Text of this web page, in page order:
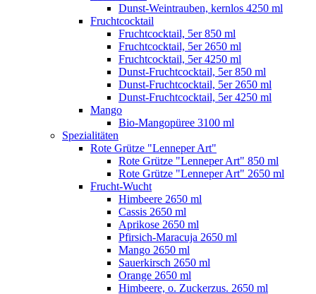
Dunst-Weintrauben, kernlos 4250 ml
Fruchtcocktail
Fruchtcocktail, 5er 850 ml
Fruchtcocktail, 5er 2650 ml
Fruchtcocktail, 5er 4250 ml
Dunst-Fruchtcocktail, 5er 850 ml
Dunst-Fruchtcocktail, 5er 2650 ml
Dunst-Fruchtcocktail, 5er 4250 ml
Mango
Bio-Mangopüree 3100 ml
Spezialitäten
Rote Grütze "Lenneper Art"
Rote Grütze "Lenneper Art" 850 ml
Rote Grütze "Lenneper Art" 2650 ml
Frucht-Wucht
Himbeere 2650 ml
Cassis 2650 ml
Aprikose 2650 ml
Pfirsich-Maracuja 2650 ml
Mango 2650 ml
Sauerkirsch 2650 ml
Orange 2650 ml
Himbeere, o. Zuckerzus. 2650 ml